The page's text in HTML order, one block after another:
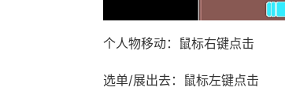
个人物移动：鼠标右键点击
选单/展出去：鼠标左键点击